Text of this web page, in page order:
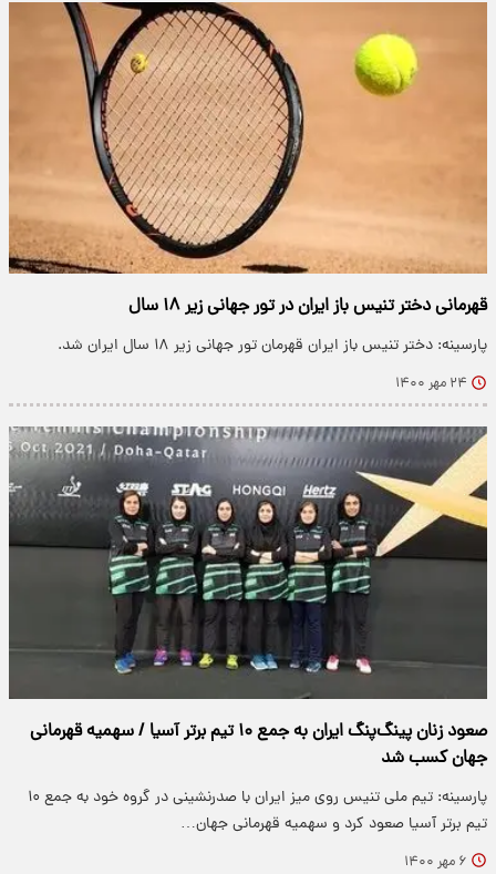
قهرمانی دختر تنیس باز ایران در تور جهانی زیر ۱۸ سال
پارسینه: دختر تنیس باز ایران قهرمان تور جهانی زیر ۱۸ سال ایران شد.
۲۴ مهر ۱۴۰۰
صعود زنان پینگ‌پنگ ایران به جمع ۱۰ تیم برتر آسیا / سهمیه قهرمانی
جهان کسب شد
پارسینه: تیم ملی تنیس روی میز ایران با صدرنشینی در گروه خود به جمع ۱۰
تیم برتر آسیا صعود کرد و سهمیه قهرمانی جهان…
۶ مهر ۱۴۰۰